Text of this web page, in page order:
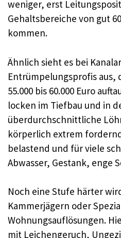
weniger, erst
Gehaltsbereiche von gut
kommen.​
Ähnlich sieht es bei
Entrümpelungsprofis aus,
55.000 bis 60.000 Euro
locken im Tiefbau und in
überdurchschnittliche
körperlich extrem
belastend und für viele
Abwasser, Gestank, enge
Noch eine Stufe härter
Kammerjägern oder
Wohnungsauflösungen.
mit Leichengeruch,